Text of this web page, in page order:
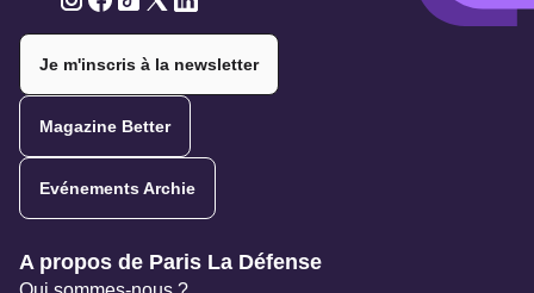
Je m'inscris à la newsletter
Magazine Better
Evénements Archie
Navigation secondaire
A propos de Paris La Défense